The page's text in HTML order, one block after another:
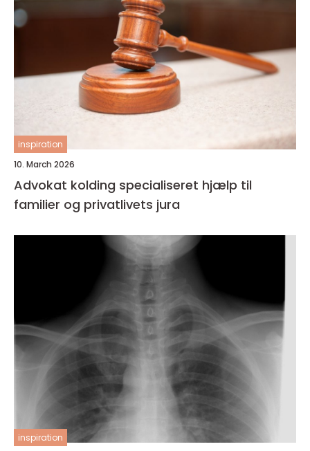
inspiration
10. March 2026
Advokat kolding specialiseret hjælp til
familier og privatlivets jura
inspiration